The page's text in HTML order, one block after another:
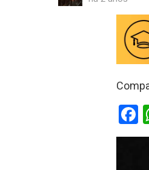
F
a